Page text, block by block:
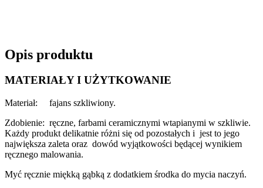
Opis produktu
MATERIAŁY I UŻYTKOWANIE
Materiał: fajans szkliwiony.
Zdobienie: ręczne, farbami ceramicznymi wtapianymi w szkliwie.
Każdy produkt delikatnie różni się od pozostałych i jest to jego
największa zaleta oraz dowód wyjątkowości będącej wynikiem
ręcznego malowania.
Myć ręcznie miękką gąbką z dodatkiem środka do mycia naczyń.